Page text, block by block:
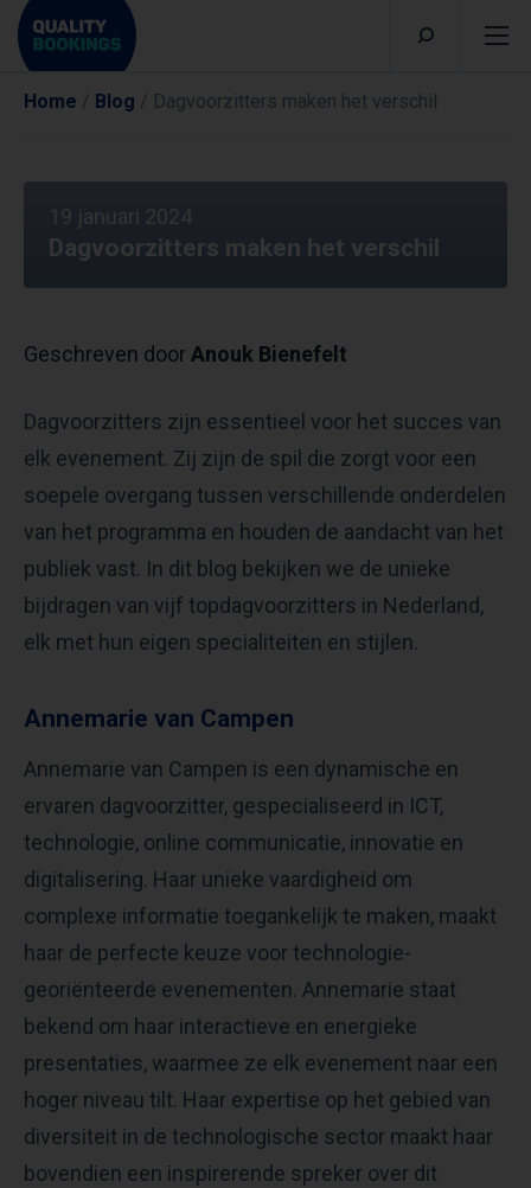
Home / Blog / Dagvoorzitters maken het verschil
19 januari 2024
Dagvoorzitters maken het verschil
Geschreven door Anouk Bienefelt
Dagvoorzitters zijn essentieel voor het succes van
elk evenement. Zij zijn de spil die zorgt voor een
soepele overgang tussen verschillende onderdelen
van het programma en houden de aandacht van het
publiek vast. In dit blog bekijken we de unieke
bijdragen van vijf topdagvoorzitters in Nederland,
elk met hun eigen specialiteiten en stijlen.
Annemarie van Campen
Annemarie van Campen is een dynamische en
ervaren dagvoorzitter, gespecialiseerd in ICT,
technologie, online communicatie, innovatie en
digitalisering. Haar unieke vaardigheid om
complexe informatie toegankelijk te maken, maakt
haar de perfecte keuze voor technologie-
georiënteerde evenementen. Annemarie staat
bekend om haar interactieve en energieke
presentaties, waarmee ze elk evenement naar een
hoger niveau tilt. Haar expertise op het gebied van
diversiteit in de technologische sector maakt haar
bovendien een inspirerende spreker over dit